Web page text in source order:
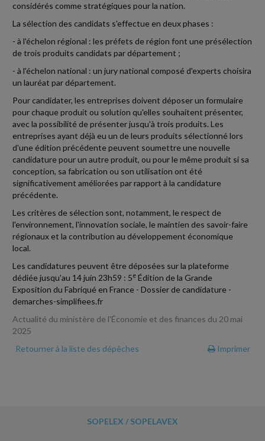
considérés comme stratégiques pour la nation.
La sélection des candidats s'effectue en deux phases :
- à l'échelon régional : les préfets de région font une présélection
de trois produits candidats par département ;
- à l'échelon national : un jury national composé d'experts choisira
un lauréat par département.
Pour candidater, les entreprises doivent déposer un formulaire
pour chaque produit ou solution qu'elles souhaitent présenter,
avec la possibilité de présenter jusqu'à trois produits. Les
entreprises ayant déjà eu un de leurs produits sélectionné lors
d'une édition précédente peuvent soumettre une nouvelle
candidature pour un autre produit, ou pour le même produit si sa
conception, sa fabrication ou son utilisation ont été
significativement améliorées par rapport à la candidature
précédente.
Les critères de sélection sont, notamment, le respect de
l'environnement, l'innovation sociale, le maintien des savoir-faire
régionaux et la contribution au développement économique
local.
Les candidatures peuvent être déposées sur la plateforme
dédiée jusqu'au 14 juin 23h59 : 5e Édition de la Grande
Exposition du Fabriqué en France - Dossier de candidature -
demarches-simplifiees.fr
Actualité du ministère de l'Économie et des finances du 20 mai
2025
Retourner à la liste des dépêches
Imprimer
SOPELEX / SOPELAVEX